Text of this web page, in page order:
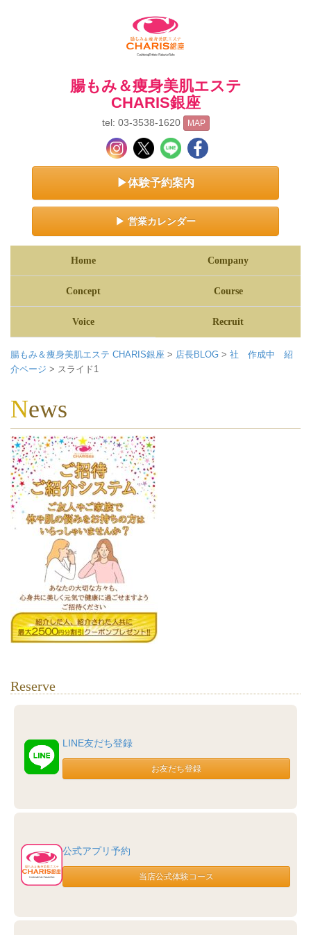
腸もみ＆痩身美肌エステ
CHARIS銀座
tel: 03-3538-1620 MAP
▶体験予約案内
▶ 営業カレンダー
Home Company
Concept Course
Voice Recruit
腸もみ＆痩身美肌エステ CHARIS銀座 > 店長BLOG > 社 作成中 紹
介ページ > スライド1
News
Reserve
LINE友だち登録
公式アプリ予約